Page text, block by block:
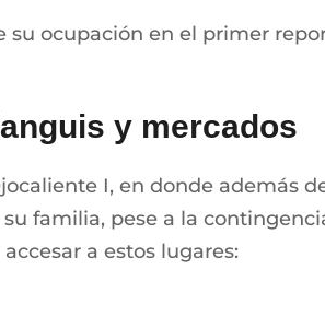
su ocupación en el primer
y mercados
I, en donde además
familia, pese a la
a estos lugares: